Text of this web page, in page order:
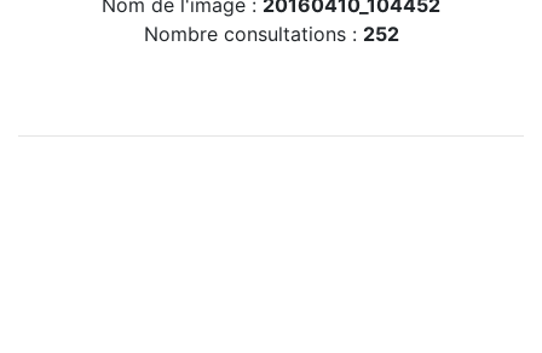
Nom de l'image : 20160410_104452
Nombre consultations : 252